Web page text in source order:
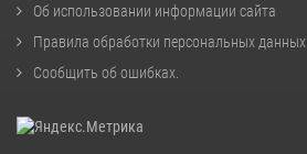
Об использовании информации сайта
Правила обработки персональных данных
Сообщить об ошибках